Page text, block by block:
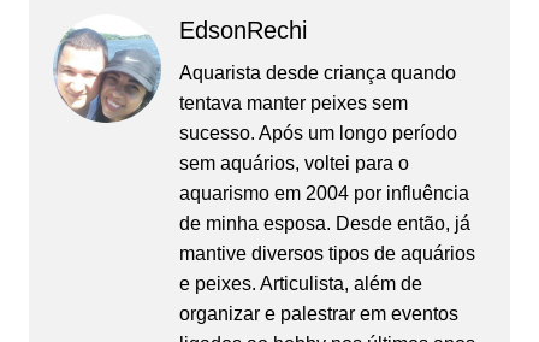
EdsonRechi
Aquarista desde criança quando
tentava manter peixes sem
sucesso. Após um longo período
sem aquários, voltei para o
aquarismo em 2004 por influência
de minha esposa. Desde então, já
mantive diversos tipos de aquários
e peixes. Articulista, além de
organizar e palestrar em eventos